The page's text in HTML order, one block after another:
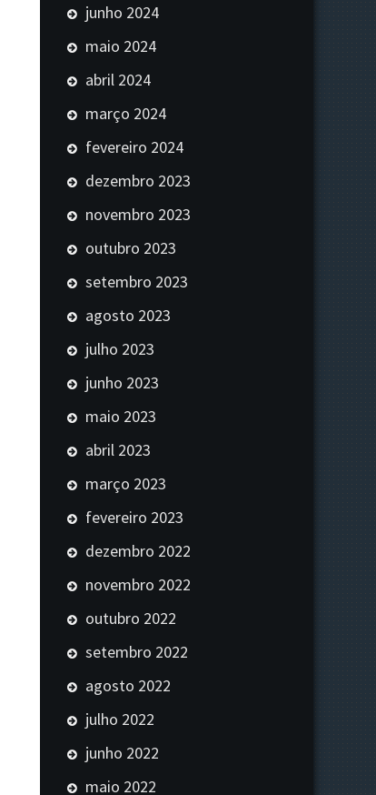
junho 2024
maio 2024
abril 2024
março 2024
fevereiro 2024
dezembro 2023
novembro 2023
outubro 2023
setembro 2023
agosto 2023
julho 2023
junho 2023
maio 2023
abril 2023
março 2023
fevereiro 2023
dezembro 2022
novembro 2022
outubro 2022
setembro 2022
agosto 2022
julho 2022
junho 2022
maio 2022